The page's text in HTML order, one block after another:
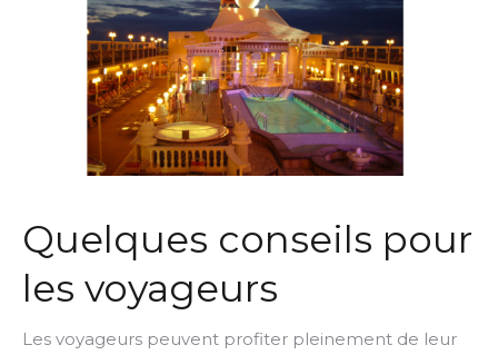
Quelques conseils pour
les voyageurs
Les voyageurs peuvent profiter pleinement de leur